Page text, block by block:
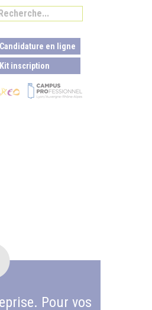
Candidature en ligne
Kit inscription
Pour vos